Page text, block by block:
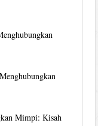
Mimpi: Kisah